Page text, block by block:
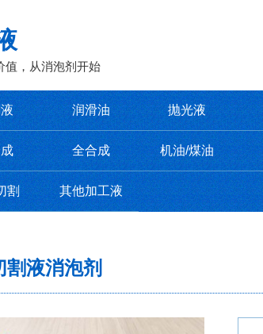
值，从消泡剂开始
润滑油 抛光液
全合成 机油/煤油
割 其他加工液
割液消泡剂